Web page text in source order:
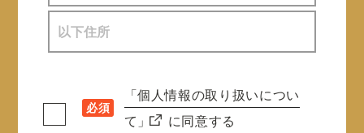
必須
「個人情報の取り扱いについ
て」
に同意する